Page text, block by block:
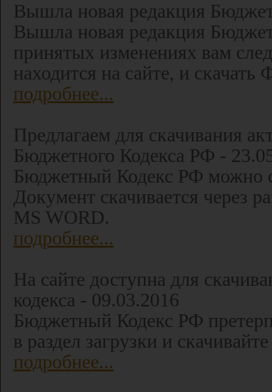
Вышла новая редакция
Вышла новая редакция
принятых изменениях вам
находится на сайте, и
подробнее...
Предлагаем для скачивания
Бюджетного Кодекса РФ -
Бюджетный Кодекс РФ можно
Документ скачивается через
MS WORD.
подробнее...
На сайте доступна для
кодекса - 09.03.2016
Бюджетный Кодекс РФ
в раздел загрузки и
подробнее...